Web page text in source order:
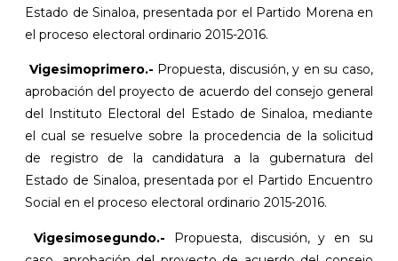
Estado de Sinaloa, presentada por el Partido Morena en
el proceso electoral ordinario 2015-2016.
Vigesimoprimero.- Propuesta, discusión, y en su caso,
aprobación del proyecto de acuerdo del consejo general
del Instituto Electoral del Estado de Sinaloa, mediante
el cual se resuelve sobre la procedencia de la solicitud
de registro de la candidatura a la gubernatura del
Estado de Sinaloa, presentada por el Partido Encuentro
Social en el proceso electoral ordinario 2015-2016.
Vigesimosegundo.- Propuesta, discusión, y en su